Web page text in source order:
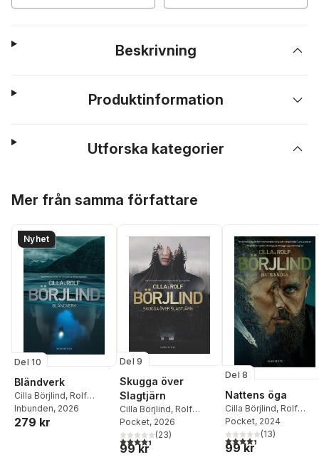
Beskrivning
Produktinformation
Utforska kategorier
Mer från samma författare
Nyhet
Del 10
Bländverk
Cilla Börjlind, Rolf
Börjlind
Inbunden, 2026
279 kr
Del 9
Skugga över
Slagtjärn
Cilla Börjlind, Rolf
Börjlind
Pocket, 2026
4,4utav 5 stjärnor. Totalt antal röster:
(23)
99 kr
Del 8
Nattens öga
Cilla Börjlind, Rolf
Börjlind
Pocket, 2024
4,4utav 5 stjärnor.
(13)
99 kr